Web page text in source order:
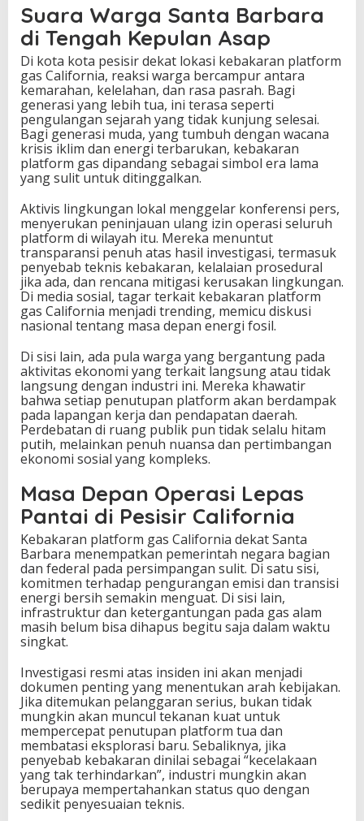
Suara Warga Santa Barbara
di Tengah Kepulan Asap
Di kota kota pesisir dekat lokasi kebakaran platform
gas California, reaksi warga bercampur antara
kemarahan, kelelahan, dan rasa pasrah. Bagi
generasi yang lebih tua, ini terasa seperti
pengulangan sejarah yang tidak kunjung selesai.
Bagi generasi muda, yang tumbuh dengan wacana
krisis iklim dan energi terbarukan, kebakaran
platform gas dipandang sebagai simbol era lama
yang sulit untuk ditinggalkan.
Aktivis lingkungan lokal menggelar konferensi pers,
menyerukan peninjauan ulang izin operasi seluruh
platform di wilayah itu. Mereka menuntut
transparansi penuh atas hasil investigasi, termasuk
penyebab teknis kebakaran, kelalaian prosedural
jika ada, dan rencana mitigasi kerusakan lingkungan.
Di media sosial, tagar terkait kebakaran platform
gas California menjadi trending, memicu diskusi
nasional tentang masa depan energi fosil.
Di sisi lain, ada pula warga yang bergantung pada
aktivitas ekonomi yang terkait langsung atau tidak
langsung dengan industri ini. Mereka khawatir
bahwa setiap penutupan platform akan berdampak
pada lapangan kerja dan pendapatan daerah.
Perdebatan di ruang publik pun tidak selalu hitam
putih, melainkan penuh nuansa dan pertimbangan
ekonomi sosial yang kompleks.
Masa Depan Operasi Lepas
Pantai di Pesisir California
Kebakaran platform gas California dekat Santa
Barbara menempatkan pemerintah negara bagian
dan federal pada persimpangan sulit. Di satu sisi,
komitmen terhadap pengurangan emisi dan transisi
energi bersih semakin menguat. Di sisi lain,
infrastruktur dan ketergantungan pada gas alam
masih belum bisa dihapus begitu saja dalam waktu
singkat.
Investigasi resmi atas insiden ini akan menjadi
dokumen penting yang menentukan arah kebijakan.
Jika ditemukan pelanggaran serius, bukan tidak
mungkin akan muncul tekanan kuat untuk
mempercepat penutupan platform tua dan
membatasi eksplorasi baru. Sebaliknya, jika
penyebab kebakaran dinilai sebagai “kecelakaan
yang tak terhindarkan”, industri mungkin akan
berupaya mempertahankan status quo dengan
sedikit penyesuaian teknis.